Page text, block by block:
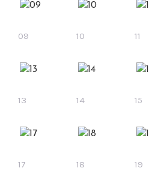
09 10 11
13 14 15
17 18 19